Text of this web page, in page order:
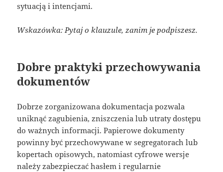
sytuacją i intencjami.
Wskazówka: Pytaj o klauzule, zanim je podpiszesz.
Dobre praktyki przechowywania
dokumentów
Dobrze zorganizowana dokumentacja pozwala
uniknąć zagubienia, zniszczenia lub utraty dostępu
do ważnych informacji. Papierowe dokumenty
powinny być przechowywane w segregatorach lub
kopertach opisowych, natomiast cyfrowe wersje
należy zabezpieczać hasłem i regularnie